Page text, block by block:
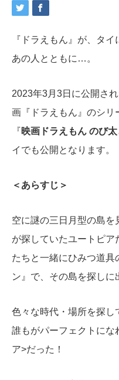
『ドラえもん』が、タイ
あの人とともに…。
2023年3月3日に公開さ
画『ドラえもん』のシリ
『映画ドラえもん のび
イでも公開となります。
＜あらすじ＞
空に謎の三日月型の島を
が探していたユートピア
たちと一緒にひみつ道具
ン』で、その島を探しに
色々な時代・場所を探し
誰もがパーフェクトにな
ア>だった！